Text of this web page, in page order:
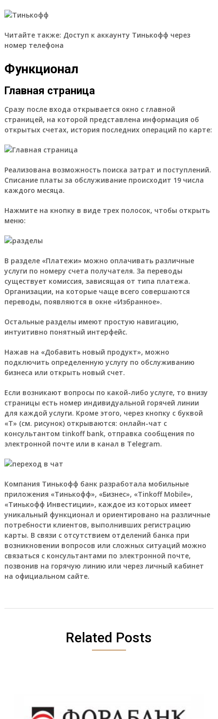
Читайте также: Доступ к аккаунту Тинькофф через
номер телефона
Функционал
Главная страница
Сразу после входа открывается окно с главной
страницей, на которой представлена информация об
открытых счетах, история последних операций по карте:
Реализована возможность поиска затрат и поступлений.
Списание платы за обслуживание происходит 19 числа
каждого месяца.
Нажмите на кнопку в виде трех полосок, чтобы открыть
меню:
В разделе «Платежи» можно оплачивать различные
услуги по номеру счета получателя. За переводы
существует комиссия, зависящая от типа платежа.
Организации, на которые чаще всего совершаются
переводы, появляются в окне «Избранное».
Остальные разделы имеют простую навигацию,
интуитивно понятный интерфейс.
Нажав на «Добавить новый продукт», можно
подключить определенную услугу по обслуживанию
бизнеса или открыть новый счет.
Если возникают вопросы по какой-либо услуге, то внизу
страницы есть номер индивидуальной горячей линии
для каждой услуги. Кроме этого, через кнопку с буквой
«Т» (см. рисунок) открываются: онлайн-чат с
консультантом tinkoff bank, отправка сообщения по
электронной почте или в канал в Telegram.
Компания Тинькофф банк разработала мобильные
приложения «Тинькофф», «Бизнес», «Tinkoff Mobile»,
«Тинькофф Инвестиции», каждое из которых имеет
уникальный функционал и ориентировано на различные
потребности клиентов, выполнивших регистрацию
карты. В связи с отсутствием отделений банка при
возникновении вопросов или сложных ситуаций можно
связаться с консультантами по электронной почте,
позвонив на горячую линию или через личный кабинет
на официальном сайте.
Related Posts